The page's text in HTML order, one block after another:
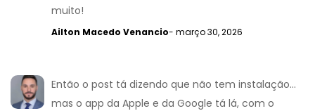
muito!
Ailton Macedo Venancio- março 30, 2026
Então o post tá dizendo que não tem instalação...
mas o app da Apple e da Google tá lá, com o